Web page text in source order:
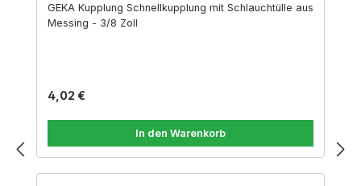
GEKA Kupplung Schnellkupplung mit Schlauchtülle aus
Messing - 3/8 Zoll
Regulärer Preis:
4,02 €
In den Warenkorb